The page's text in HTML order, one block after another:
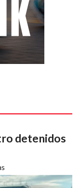
detenidos